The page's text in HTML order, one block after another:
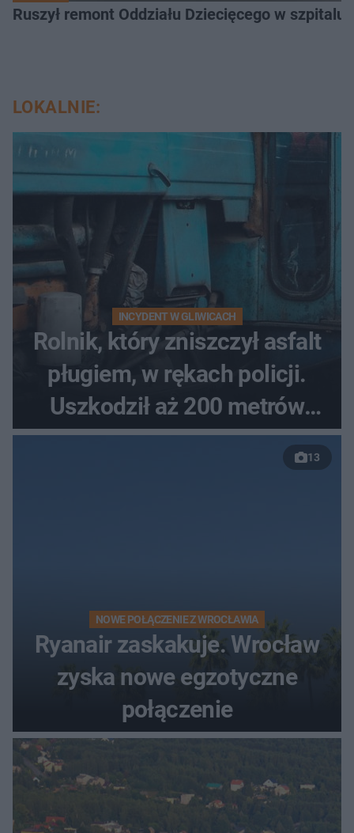
Ruszył remont Oddziału Dziecięcego w
LOKALNIE:
INCYDENT W GLIWICACH
Rolnik, który zniszczył asfalt
pługiem, w rękach policji.
Uszkodził aż 200 metrów
nowej drogi
13
NOWE POŁĄCZENIE Z WROCŁAWIA
Ryanair zaskakuje. Wrocław
zyska nowe egzotyczne
połączenie